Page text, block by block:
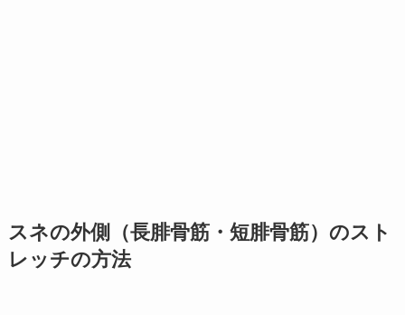
スネの外側（長腓骨筋・短腓骨筋）のスト
レッチの方法